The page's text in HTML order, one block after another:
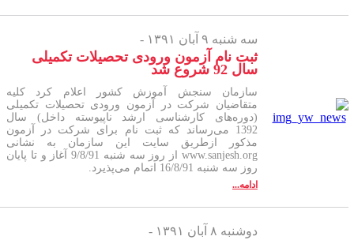
سه شنبه ۹ آبان ۱۳۹۱ -
ثبت نام آزمون ورودی تحصیلات تکمیلی
سال 92 شروع شد
سازمان سنجش آموزش کشور اعلام کرد کلیه
متقاضیان شرکت در آزمون ورودی تحصیلات تکمیلی
(دوره‌های کارشناسی ارشد ناپیوسته داخل) سال
1392 می‌رساند که ثبت نام برای شرکت در آزمون
مذکور ازطریق سایت این سازمان به نشانی
www.sanjesh.org از روز سه شنبه 9/8/91 آغاز و تا پایان
روز سه شنبه 16/8/91 اتمام می‌پذیرد.
ادامه...
دوشنبه ۸ آبان ۱۳۹۱ -